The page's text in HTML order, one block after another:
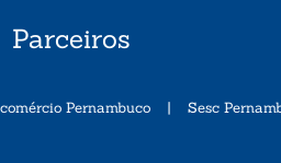
Parceiros
Pernambuco | Sesc